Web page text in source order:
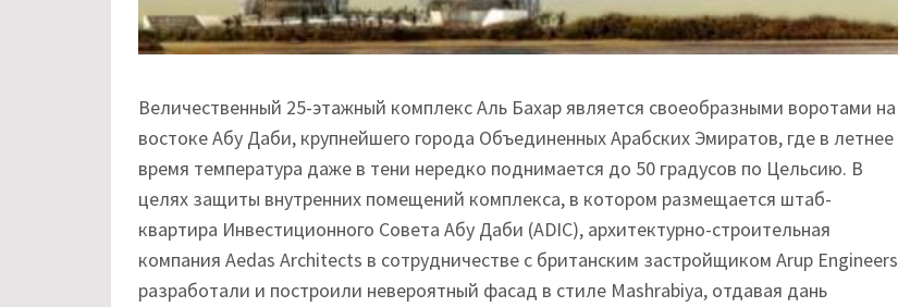
Величественный 25-этажный комплекс Аль Бахар является своеобразными воротами на
востоке Абу Даби, крупнейшего города Объединенных Арабских Эмиратов, где в летнее
время температура даже в тени нередко поднимается до 50 градусов по Цельсию. В
целях защиты внутренних помещений комплекса, в котором размещается штаб-
квартира Инвестиционного Совета Абу Даби (ADIC), архитектурно-строительная
компания Aedas Architects в сотрудничестве с британским застройщиком Arup Engineers
разработали и построили невероятный фасад в стиле Mashrabiya, отдавая дань